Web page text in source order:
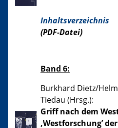
Inhaltsverzeichnis
(PDF-Datei)
Band 6:
Burkhard Dietz/
Tiedau (Hrsg.):
Griff nach dem
‚Westforschung’